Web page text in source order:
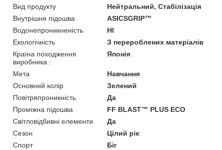
Вид продукту
Нейтральний, Стабілізація
Внутрішня підошва
ASICSGRIP™
Водонепроникненість
HI
Екологічність
З перероблених матеріалів
Країна походження
виробника :
Японія
Мета
Навчання
Основний колір
Зелений
Повітряпроникність
Да
Проміжна підошва
FF BLAST™ PLUS ECO
Світловідбивні елементи
Да
Сезон
Цілий рік
Спорт
Біг